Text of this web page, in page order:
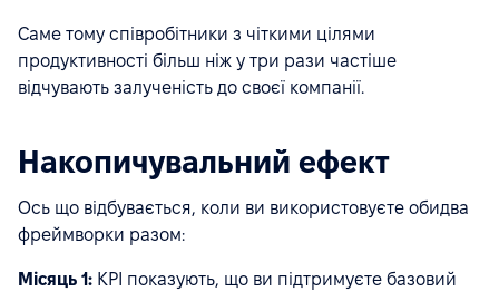
Саме тому співробітники з чіткими цілями
продуктивності більш ніж у три рази частіше
відчувають залученість до своєї компанії.
Накопичувальний ефект
Ось що відбувається, коли ви використовуєте обидва
фреймворки разом:
Місяць 1: KPI показують, що ви підтримуєте базовий